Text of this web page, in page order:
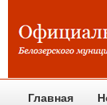
Главная